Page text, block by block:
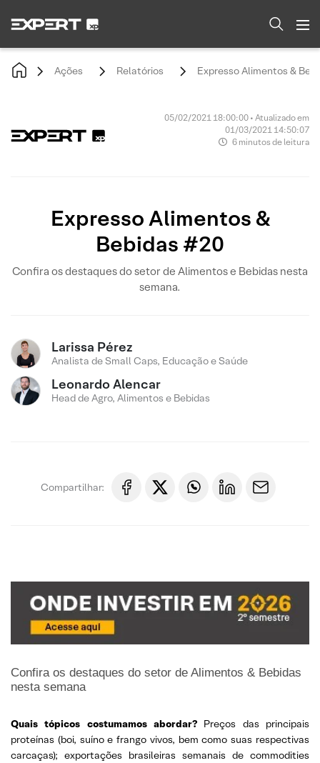
Ações Relatórios Expresso Alimentos &
05/02/2021 18:00:00 • Atualizado em
01/03/2021 14:50:07
6 minutos de leitura
Expresso Alimentos &
Bebidas #20
Confira os destaques do setor de Alimentos e Bebidas nesta
semana.
Larissa Pérez
Analista de Small Caps, Educação e Saúde
Leonardo Alencar
Head de Agro, Alimentos e Bebidas
Compartilhar:
Confira os destaques do setor de Alimentos & Bebidas
nesta semana
Quais tópicos costumamos abordar? Preços das principais
proteínas (boi, suíno e frango vivos, bem como suas respectivas
carcaças); exportações brasileiras semanais de commodities